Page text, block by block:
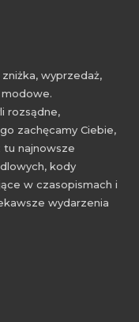
wyprzedaż,
rozsądne,
zachęcamy Ciebie,
tu najnowsze
kody
w czasopismach i
wydarzenia